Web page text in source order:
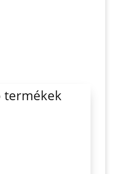
termékek